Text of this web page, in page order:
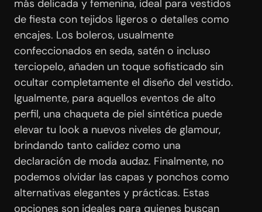
más delicada y femenina, ideal para vestidos
de fiesta con tejidos ligeros o detalles como
encajes. Los boleros, usualmente
confeccionados en seda, satén o incluso
terciopelo, añaden un toque sofisticado sin
ocultar completamente el diseño del vestido.
Igualmente, para aquellos eventos de alto
perfil, una chaqueta de piel sintética puede
elevar tu look a nuevos niveles de glamour,
brindando tanto calidez como una
declaración de moda audaz. Finalmente, no
podemos olvidar las capas y ponchos como
alternativas elegantes y prácticas. Estas
opciones son ideales para quienes buscan